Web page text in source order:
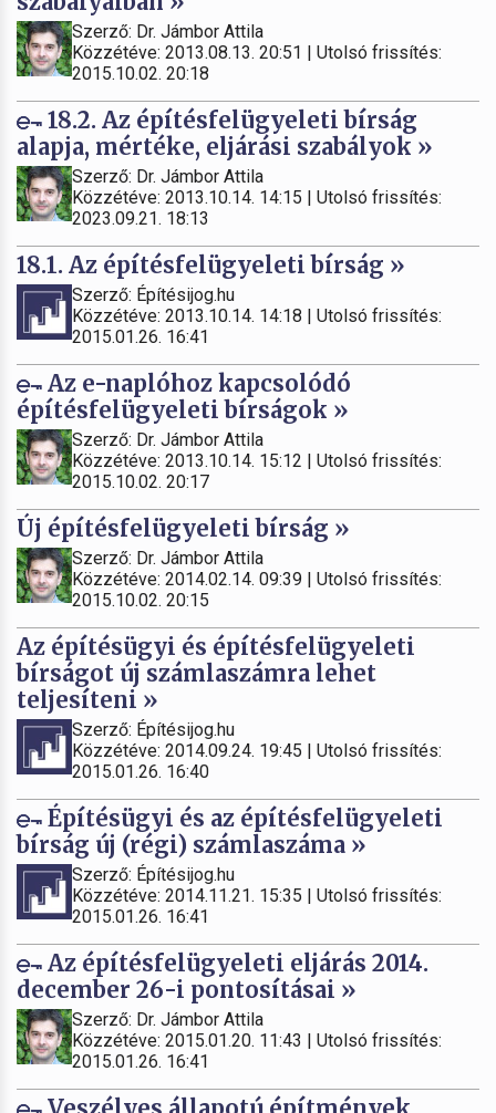
Szerző: Dr. Jámbor Attila
Közzétéve: 2013.08.13. 20:51 | Utolsó frissítés:
2015.10.02. 20:18
18.2. Az építésfelügyeleti bírság
alapja, mértéke, eljárási szabályok »
Szerző: Dr. Jámbor Attila
Közzétéve: 2013.10.14. 14:15 | Utolsó frissítés:
2023.09.21. 18:13
18.1. Az építésfelügyeleti bírság »
Szerző: Építésijog.hu
Közzétéve: 2013.10.14. 14:18 | Utolsó frissítés:
2015.01.26. 16:41
Az e-naplóhoz kapcsolódó
építésfelügyeleti bírságok »
Szerző: Dr. Jámbor Attila
Közzétéve: 2013.10.14. 15:12 | Utolsó frissítés:
2015.10.02. 20:17
Új építésfelügyeleti bírság »
Szerző: Dr. Jámbor Attila
Közzétéve: 2014.02.14. 09:39 | Utolsó frissítés:
2015.10.02. 20:15
Az építésügyi és építésfelügyeleti
bírságot új számlaszámra lehet
teljesíteni »
Szerző: Építésijog.hu
Közzétéve: 2014.09.24. 19:45 | Utolsó frissítés:
2015.01.26. 16:40
Építésügyi és az építésfelügyeleti
bírság új (régi) számlaszáma »
Szerző: Építésijog.hu
Közzétéve: 2014.11.21. 15:35 | Utolsó frissítés:
2015.01.26. 16:41
Az építésfelügyeleti eljárás 2014.
december 26-i pontosításai »
Szerző: Dr. Jámbor Attila
Közzétéve: 2015.01.20. 11:43 | Utolsó frissítés:
2015.01.26. 16:41